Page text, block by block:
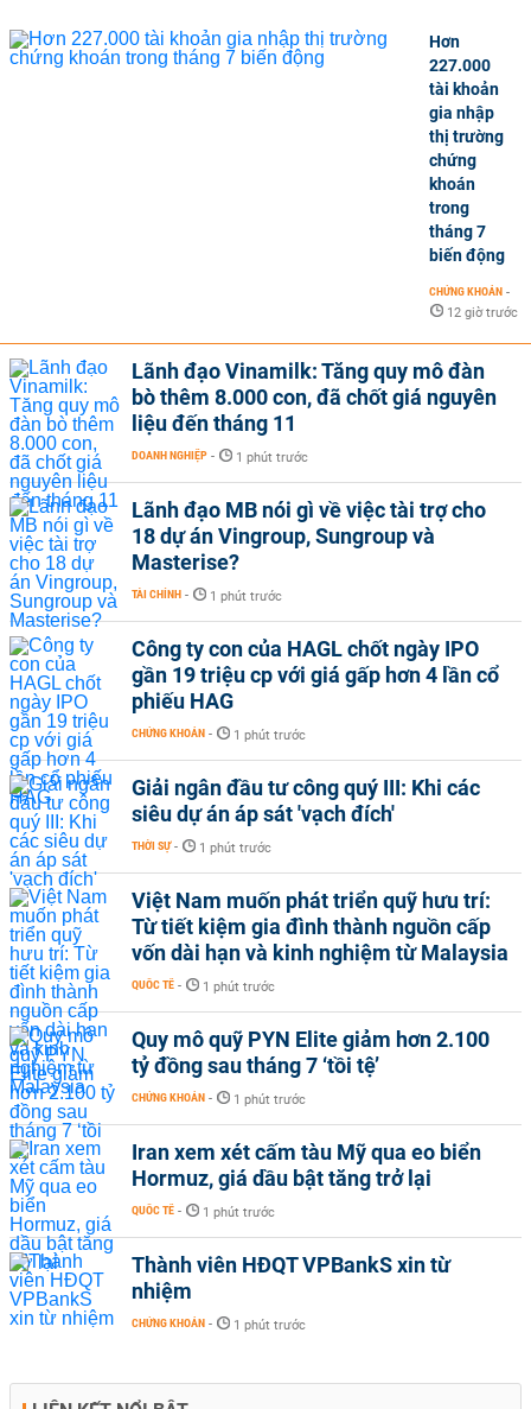
Hơn
227.000
tài khoản
gia nhập
thị trường
chứng
khoán
trong
tháng 7
biến động
CHỨNG KHOÁN -
12 giờ trước
Lãnh đạo Vinamilk: Tăng quy mô đàn
bò thêm 8.000 con, đã chốt giá nguyên
liệu đến tháng 11
DOANH NGHIỆP - 1 phút trước
Lãnh đạo MB nói gì về việc tài trợ cho
18 dự án Vingroup, Sungroup và
Masterise?
TÀI CHÍNH - 1 phút trước
Công ty con của HAGL chốt ngày IPO
gần 19 triệu cp với giá gấp hơn 4 lần cổ
phiếu HAG
CHỨNG KHOÁN - 1 phút trước
Giải ngân đầu tư công quý III: Khi các
siêu dự án áp sát 'vạch đích'
THỜI SỰ - 1 phút trước
Việt Nam muốn phát triển quỹ hưu trí:
Từ tiết kiệm gia đình thành nguồn cấp
vốn dài hạn và kinh nghiệm từ Malaysia
QUỐC TẾ - 1 phút trước
Quy mô quỹ PYN Elite giảm hơn 2.100
tỷ đồng sau tháng 7 ‘tồi tệ’
CHỨNG KHOÁN - 1 phút trước
Iran xem xét cấm tàu Mỹ qua eo biển
Hormuz, giá dầu bật tăng trở lại
QUỐC TẾ - 1 phút trước
Thành viên HĐQT VPBankS xin từ
nhiệm
CHỨNG KHOÁN - 1 phút trước